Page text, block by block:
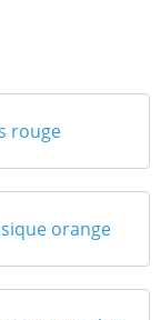
rouge
orange